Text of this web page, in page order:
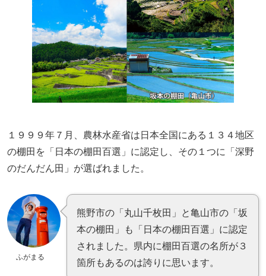
１９９９年７月、農林水産省は日本全国にある１３４地区
の棚田を「日本の棚田百選」に認定し、その１つに「深野
のだんだん田」が選ばれました。
ふがまる
熊野市の「丸山千枚田」と亀山市の「坂
本の棚田」も「日本の棚田百選」に認定
されました。県内に棚田百選の名所が３
箇所もあるのは誇りに思います。